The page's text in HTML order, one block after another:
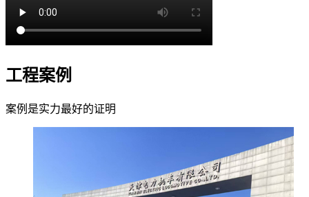
工程案例
案例是实力最好的证明